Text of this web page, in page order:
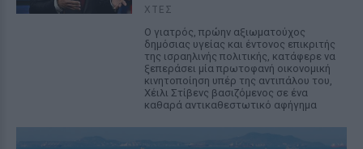
ΧΤΕΣ
Ο γιατρός, πρώην αξιωματούχος
δημόσιας υγείας και έντονος επικριτής
της ισραηλινής πολιτικής, κατάφερε να
ξεπεράσει μία πρωτοφανή οικονομική
κινητοποίηση υπέρ της αντιπάλου του,
Χέιλι Στίβενς βασιζόμενος σε ένα
καθαρά αντικαθεστωτικό αφήγημα